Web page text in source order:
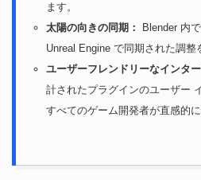
ます。
太陽の向きの同期：
Blender 内
Unreal Engine で同期された調整
ユーザーフレンドリーなインタ
計されたプラグインのユーザー
すべてのゲーム開発者が直感的に